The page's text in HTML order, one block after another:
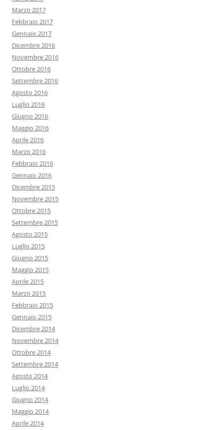
Marzo 2017
Febbraio 2017
Gennaio 2017
Dicembre 2016
Novembre 2016
Ottobre 2016
Settembre 2016
Agosto 2016
Luglio 2016
Giugno 2016
Maggio 2016
Aprile 2016
Marzo 2016
Febbraio 2016
Gennaio 2016
Dicembre 2015
Novembre 2015
Ottobre 2015
Settembre 2015
Agosto 2015
Luglio 2015
Giugno 2015
Maggio 2015
Aprile 2015
Marzo 2015
Febbraio 2015
Gennaio 2015
Dicembre 2014
Novembre 2014
Ottobre 2014
Settembre 2014
Agosto 2014
Luglio 2014
Giugno 2014
Maggio 2014
Aprile 2014